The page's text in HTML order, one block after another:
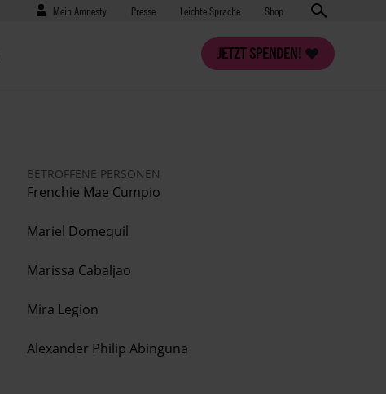
Benutzermenü
Mein Amnesty Presse
Presse Leichte Sprache Shop
JETZT SPENDEN!
BETROFFENE PERSONEN
Frenchie Mae Cumpio
Mariel Domequil
Marissa Cabaljao
Mira Legion
Alexander Philip Abinguna